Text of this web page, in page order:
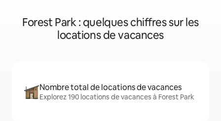
Forest Park : quelques chiffres sur les
locations de vacances
Nombre total de locations de vacances
Explorez 190 locations de vacances à Forest Park